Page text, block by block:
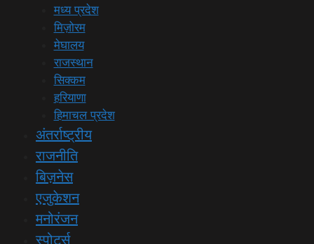
मध्य प्रदेश
मिज़ोरम
मेघालय
राजस्थान
सिक्कम
हरियाणा
हिमाचल प्रदेश
अंतर्राष्ट्रीय
राजनीति
बिज़नेस
एजुकेशन
मनोरंजन
स्पोर्ट्स